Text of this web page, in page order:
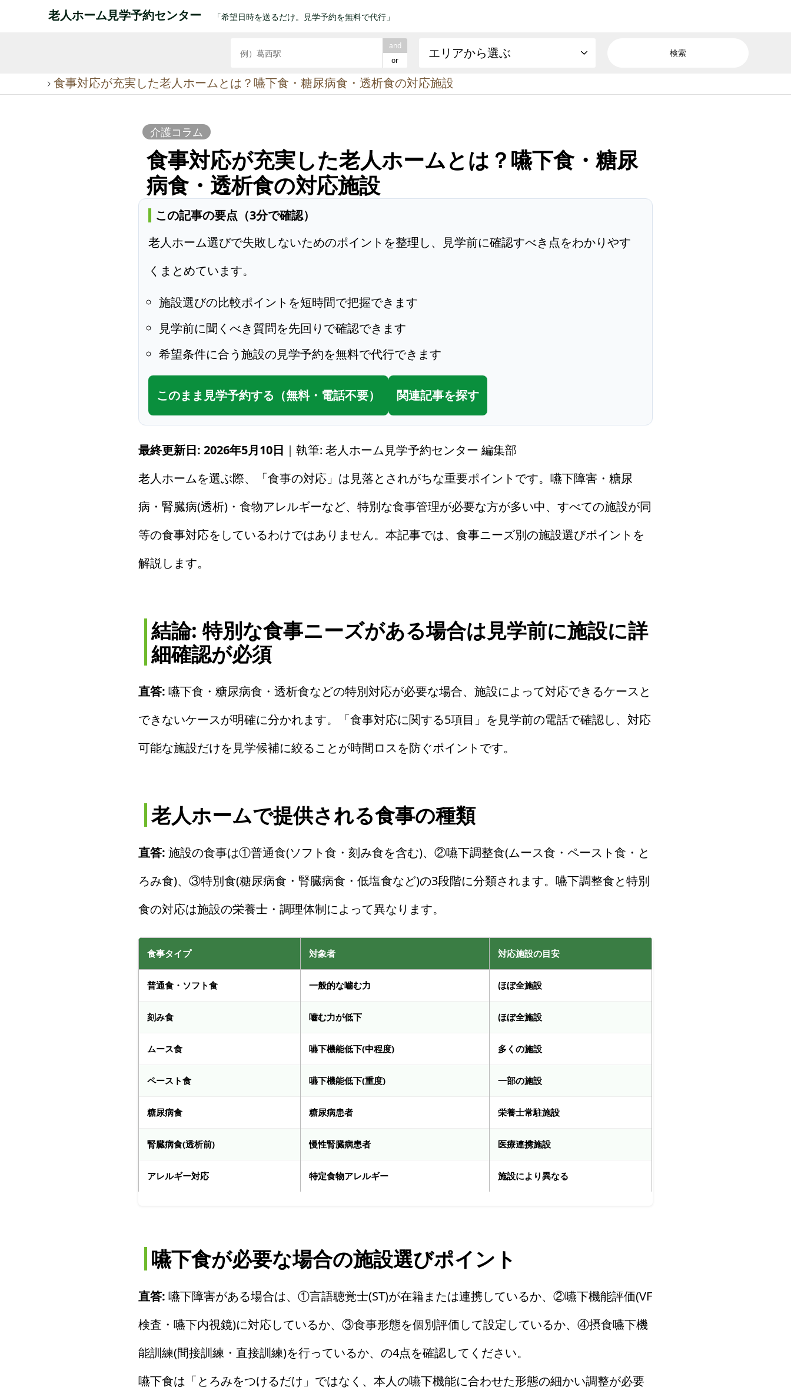
老人ホーム見学予約センター 「希望日時を送るだけ。見学予約を無料で代行」
and
or
エリアから選ぶ
食事対応が充実した老人ホームとは？嚥下食・糖尿病食・透析食の対応施設
介護コラム
食事対応が充実した老人ホームとは？嚥下食・糖尿
病食・透析食の対応施設
この記事の要点（3分で確認）
老人ホーム選びで失敗しないためのポイントを整理し、見学前に確認すべき点をわかりやす
くまとめています。
施設選びの比較ポイントを短時間で把握できます
見学前に聞くべき質問を先回りで確認できます
希望条件に合う施設の見学予約を無料で代行できます
このまま見学予約する（無料・電話不要） 関連記事を探す
最終更新日: 2026年5月10日 ｜執筆: 老人ホーム見学予約センター 編集部
老人ホームを選ぶ際、「食事の対応」は見落とされがちな重要ポイントです。嚥下障害・糖尿
病・腎臓病(透析)・食物アレルギーなど、特別な食事管理が必要な方が多い中、すべての施設が同
等の食事対応をしているわけではありません。本記事では、食事ニーズ別の施設選びポイントを
解説します。
結論: 特別な食事ニーズがある場合は見学前に施設に詳
細確認が必須
直答: 嚥下食・糖尿病食・透析食などの特別対応が必要な場合、施設によって対応できるケースと
できないケースが明確に分かれます。「食事対応に関する5項目」を見学前の電話で確認し、対応
可能な施設だけを見学候補に絞ることが時間ロスを防ぐポイントです。
老人ホームで提供される食事の種類
直答: 施設の食事は①普通食(ソフト食・刻み食を含む)、②嚥下調整食(ムース食・ペースト食・と
ろみ食)、③特別食(糖尿病食・腎臓病食・低塩食など)の3段階に分類されます。嚥下調整食と特別
食の対応は施設の栄養士・調理体制によって異なります。
食事タイプ 対象者 対応施設の目安
普通食・ソフト食 一般的な嚙む力 ほぼ全施設
刻み食 嚙む力が低下 ほぼ全施設
ムース食 嚥下機能低下(中程度) 多くの施設
ペースト食 嚥下機能低下(重度) 一部の施設
糖尿病食 糖尿病患者 栄養士常駐施設
腎臓病食(透析前) 慢性腎臓病患者 医療連携施設
アレルギー対応 特定食物アレルギー 施設により異なる
嚥下食が必要な場合の施設選びポイント
直答: 嚥下障害がある場合は、①言語聴覚士(ST)が在籍または連携しているか、②嚥下機能評価(VF
検査・嚥下内視鏡)に対応しているか、③食事形態を個別評価して設定しているか、④摂食嚥下機
能訓練(間接訓練・直接訓練)を行っているか、の4点を確認してください。
嚥下食は「とろみをつけるだけ」ではなく、本人の嚥下機能に合わせた形態の細かい調整が必要